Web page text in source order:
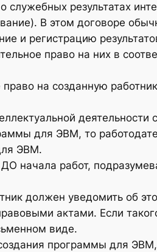
результатах
В этом договоре
и регистрацию
право на них в
на созданную
для ЭВМ, то
ЭВМ.
начала работ,
должен уведомить об
актами. Если
виде.
программы для